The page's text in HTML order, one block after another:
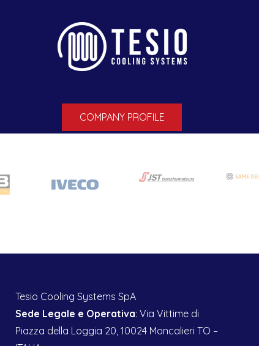
COMPANY PROFILE
Tesio Cooling Systems SpA
Sede Legale e Operativa: Via Vittime di
Piazza della Loggia 20, 10024 Moncalieri TO –